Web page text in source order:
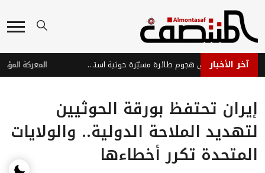
آخر الأخبار إصابة ثلاثة جنود في هجوم طائرة مسيّرة حوثية استهدف موقعاً عسكرياً شرق تعز
إيران تحتفظ بورقة الحوثيين
لتهديد الملاحة الدولية.. والولايات
المتحدة تكرر أخطاءها